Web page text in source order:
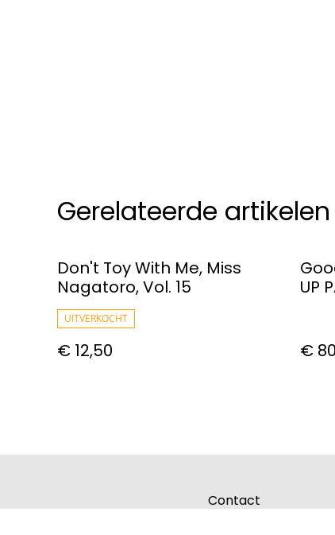
Gerelateerde artikelen
Don't Toy With Me, Miss
Nagatoro, Vol. 15
UITVERKOCHT
€ 12,50
UP
€
Contact